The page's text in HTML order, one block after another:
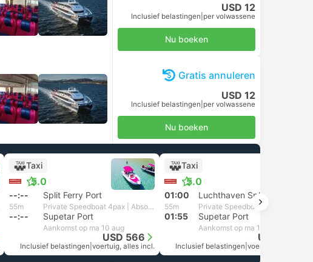
USD 12
Inclusief belastingen per volwassene
Nu boeken
Gratis annuleren
USD 12
Inclusief belastingen per volwassene
Nu boeken
Taxi
5.0
--:-- Split Ferry Port
55m Private Speedboat 4pax | Absolut Charter
--:-- Supetar Port
Aankomst op ma 10 aug
USD 566
Inclusief belastingen voertuig, alles incl.
Taxi
5.0
01:00 Luchthaven Split
55m
01:55 Supetar Port
Aankomst op ma 10 aug
USD 566
Inclusief belastingen voertuig, alles incl.